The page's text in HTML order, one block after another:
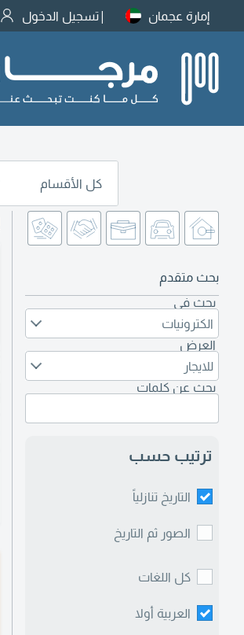
إمارة عجمان تسجيل الدخول
كل الأقسام
بحث متقدم
بحث في
الكترونيات
العرض
للايجار
بحث عن كلمات
ترتيب حسب
التاريخ تنازلياً
الصور ثم التاريخ
كل اللغات
العربية أولا